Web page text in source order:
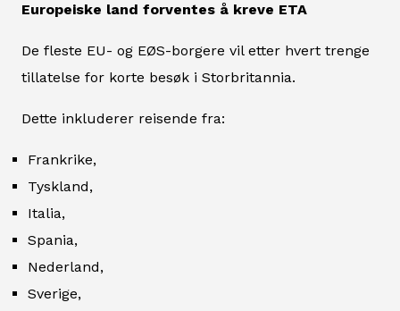
Europeiske land forventes å kreve ETA
De fleste EU- og EØS-borgere vil etter hvert trenge
tillatelse for korte besøk i Storbritannia.
Dette inkluderer reisende fra:
Frankrike,
Tyskland,
Italia,
Spania,
Nederland,
Sverige,